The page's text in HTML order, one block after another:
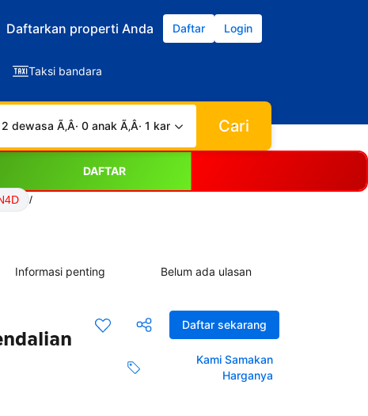
Daftarkan properti Anda Daftar Login
Taksi bandara
2 dewasa Ã‚Â· 0 anak Ã‚Â· 1 kamar Cari
DAFTAR
/
Informasi penting Belum ada ulasan
Daftar sekarang
Kami Samakan
Harganya